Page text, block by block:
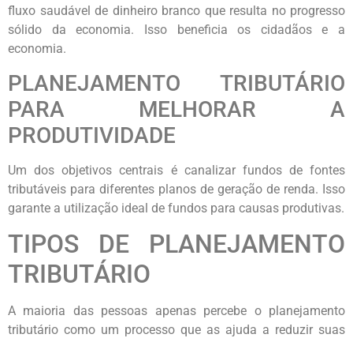
fluxo saudável de dinheiro branco que resulta no progresso
sólido da economia. Isso beneficia os cidadãos e a
economia.
PLANEJAMENTO TRIBUTÁRIO
PARA MELHORAR A
PRODUTIVIDADE
Um dos objetivos centrais é canalizar fundos de fontes
tributáveis ​​para diferentes planos de geração de renda. Isso
garante a utilização ideal de fundos para causas produtivas.
TIPOS DE PLANEJAMENTO
TRIBUTÁRIO
A maioria das pessoas apenas percebe o planejamento
tributário como um processo que as ajuda a reduzir suas